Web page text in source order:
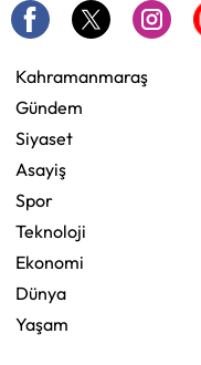
Kahramanmaraş
Gündem
Siyaset
Asayiş
Spor
Teknoloji
Ekonomi
Dünya
Yaşam